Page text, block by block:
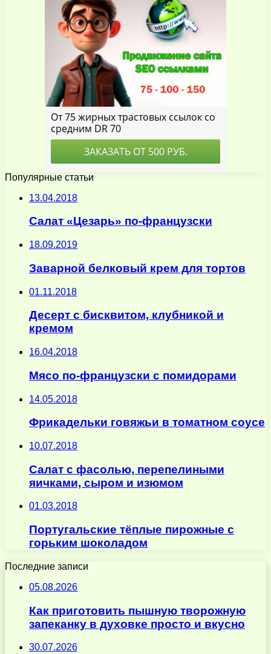
Популярные статьи
13.04.2018
Салат «Цезарь» по-французски
18.09.2019
Заварной белковый крем для тортов
01.11.2018
Десерт с бисквитом, клубникой и
кремом
16.04.2018
Мясо по-французски с помидорами
14.05.2018
Фрикадельки говяжьи в томатном соусе
10.07.2018
Салат с фасолью, перепелиными
яичками, сыром и изюмом
01.03.2018
Португальские тёплые пирожные с
горьким шоколадом
Последние записи
05.08.2026
Как приготовить пышную творожную
запеканку в духовке просто и вкусно
30.07.2026